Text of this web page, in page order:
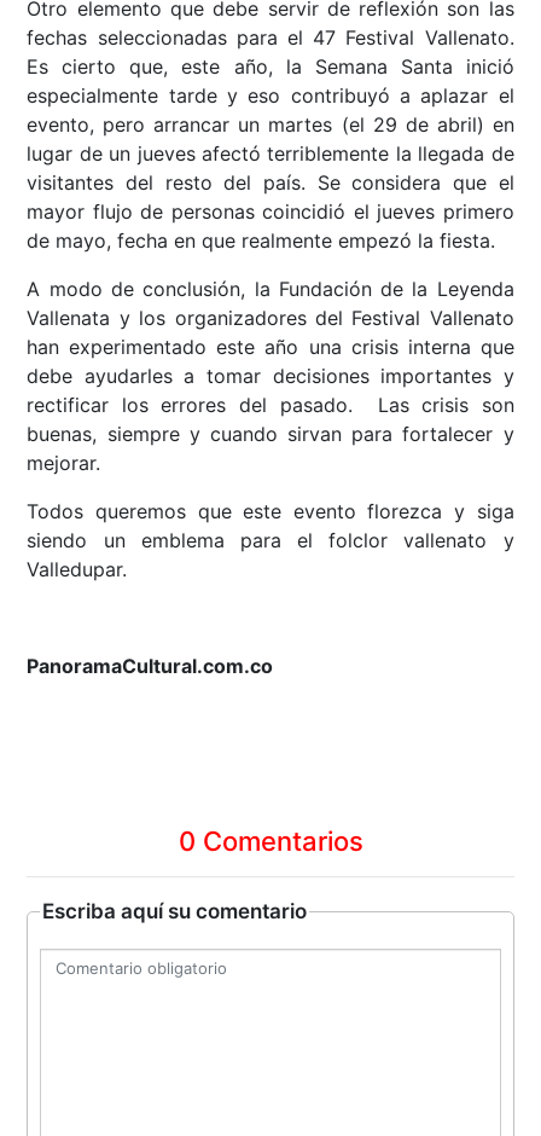
Otro elemento que debe servir de reflexión son las
fechas seleccionadas para el 47 Festival Vallenato.
Es cierto que, este año, la Semana Santa inició
especialmente tarde y eso contribuyó a aplazar el
evento, pero arrancar un martes (el 29 de abril) en
lugar de un jueves afectó terriblemente la llegada de
visitantes del resto del país. Se considera que el
mayor flujo de personas coincidió el jueves primero
de mayo, fecha en que realmente empezó la fiesta.
A modo de conclusión, la Fundación de la Leyenda
Vallenata y los organizadores del Festival Vallenato
han experimentado este año una crisis interna que
debe ayudarles a tomar decisiones importantes y
rectificar los errores del pasado. Las crisis son
buenas, siempre y cuando sirvan para fortalecer y
mejorar.
Todos queremos que este evento florezca y siga
siendo un emblema para el folclor vallenato y
Valledupar.
PanoramaCultural.com.co
0 Comentarios
Escriba aquí su comentario